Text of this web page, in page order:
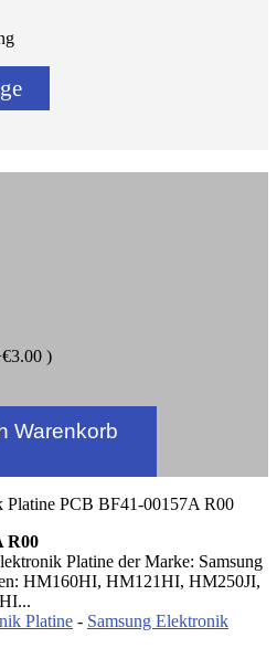
)
Platine PCB BF41-00157A R00
R00
Platine der Marke: Samsung
HM160HI, HM121HI, HM250JI,
Platine - Samsung Elektronik